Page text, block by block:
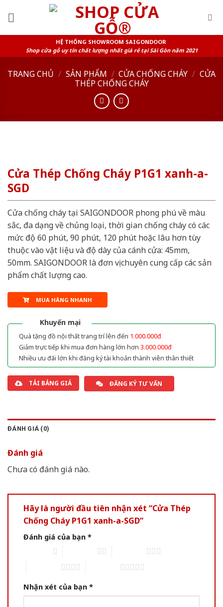
HỆ THỐNG SHOWROOM SAIGONDOOR
Shop cửa gỗ uy tín chất lượng nhất giá rẻ tại Sài Gòn năm 2021
TRANG CHỦ / SẢN PHẨM / CỬA CHỐNG CHÁY / CỬA
THÉP CHỐNG CHÁY
Cửa Thép Chống Cháy P1G1 xanh-a-
SGD
Cửa chống cháy tại SAIGONDOOR phong phú về màu
sắc, đa dạng về chủng loại, thời gian chống cháy có các
mức độ 60 phút, 90 phút, 120 phút hoặc lâu hơn tùy
thuộc vào vật liệu và độ dày của cánh cửa: 45mm,
50mm. SAIGONDOOR là đơn vị chuyên cung cấp các sản
phẩm chất lượng cao.
MUA HÀNG NHANH
Khuyến mại
Quà tặng đồ nội thất trang trí lên đến 1.000.000đ
Giảm trực tiếp khi mua đơn hàng lớn hơn 3.000.000đ
Nhiều ưu đãi lớn khi đăng ký tài khoản thành viên thân thiết
TẢI BẢNG GIÁ ĐĂNG KÝ TƯ VẤN
ĐÁNH GIÁ (0)
Đánh giá
Chưa có đánh giá nào.
Hãy là người đầu tiên nhận xét “Cửa Thép
Chống Cháy P1G1 xanh-a-SGD”
Đánh giá của bạn *
Nhận xét của bạn *